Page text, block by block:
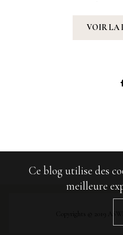
VOIR LA
Copyrights © 2019
Ce blog utilise des
meilleure